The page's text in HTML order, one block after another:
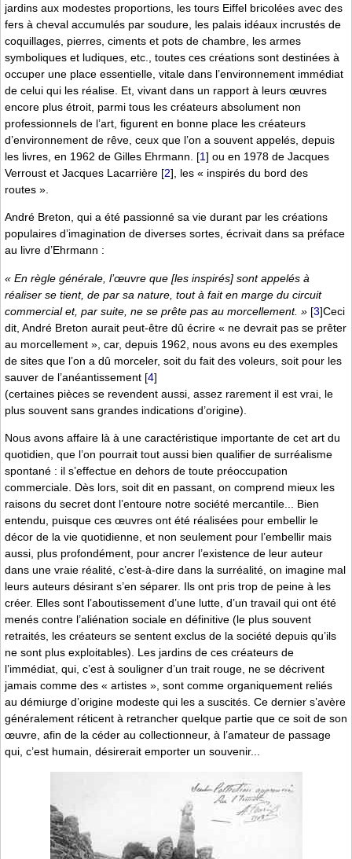
jardins aux modestes proportions, les tours Eiffel bricolées avec des
fers à cheval accumulés par soudure, les palais idéaux incrustés de
coquillages, pierres, ciments et pots de chambre, les armes
symboliques et ludiques, etc., toutes ces créations sont destinées à
occuper une place essentielle, vitale dans l’environnement immédiat
de celui qui les réalise. Et, vivant dans un rapport à leurs œuvres
encore plus étroit, parmi tous les créateurs absolument non
professionnels de l’art, figurent en bonne place les créateurs
d’environnement de rêve, ceux que l’on a souvent appelés, depuis
les livres, en 1962 de Gilles Ehrmann.
[1] ou en 1978 de Jacques
Verroust et Jacques Lacarrière [2] , les « inspirés du bord des
routes ».
André Breton, qui a été passionné sa vie durant par les créations
populaires d’imagination de diverses sortes, écrivait dans sa préface
au livre d’Ehrmann :
« En règle générale, l’œuvre que [les inspirés] sont appelés à
réaliser se tient, de par sa nature, tout à fait en marge du circuit
commercial et, par suite, ne se prête pas au morcellement. » [3]Ceci
dit, André Breton aurait peut-être dû écrire « ne devrait pas se prêter
au morcellement », car, depuis 1962, nous avons eu des exemples
de sites que l’on a dû morceler, soit du fait des voleurs, soit pour les
sauver de l’anéantissement [4]
(certaines pièces se revendent aussi, assez rarement il est vrai, le
plus souvent sans grandes indications d’origine).
Nous avons affaire là à une caractéristique importante de cet art du
quotidien, que l’on pourrait tout aussi bien qualifier de surréalisme
spontané : il s’effectue en dehors de toute préoccupation
commerciale. Dès lors, soit dit en passant, on comprend mieux les
raisons du secret dont l’entoure notre société mercantile... Bien
entendu, puisque ces œuvres ont été réalisées pour embellir le
décor de la vie quotidienne, et non seulement pour l’embellir mais
aussi, plus profondément, pour ancrer l’existence de leur auteur
dans une vraie réalité, c’est-à-dire dans la surréalité, on imagine mal
leurs auteurs désirant s’en séparer. Ils ont pris trop de peine à les
créer. Elles sont l’aboutissement d’une lutte, d’un travail qui ont été
menés contre l’aliénation sociale en définitive (le plus souvent
retraités, les créateurs se sentent exclus de la société depuis qu’ils
ne sont plus exploitables). Les jardins de ces créateurs de
l’immédiat, qui, c’est à souligner d’un trait rouge, ne se décrivent
jamais comme des « artistes », sont comme organiquement reliés
au démiurge d’origine modeste qui les a suscités. Ce dernier s’avère
généralement réticent à retrancher quelque partie que ce soit de son
œuvre, afin de la céder au collectionneur, à l’amateur de passage
qui, c’est humain, désirerait emporter un souvenir...